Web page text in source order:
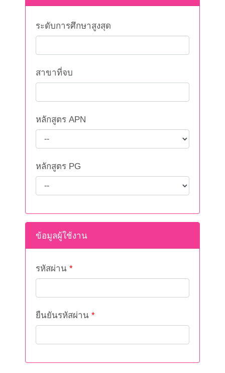
ระดับการศึกษาสูงสุด
สาขาที่จบ
หลักสูตร APN
หลักสูตร PG
ข้อมูลผู้ใช้งาน
รหัสผ่าน *
ยืนยันรหัสผ่าน *